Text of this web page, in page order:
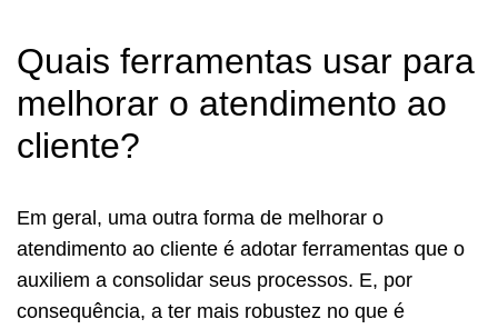
Quais ferramentas usar para
melhorar o atendimento ao
cliente?
Em geral, uma outra forma de melhorar o
atendimento ao cliente é adotar ferramentas que o
auxiliem a consolidar seus processos. E, por
consequência, a ter mais robustez no que é